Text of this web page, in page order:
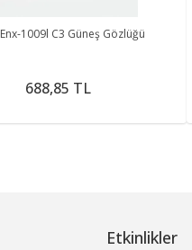
Enx-1009l C3 Güneş Gözlüğü
688,85 TL
Etkinlikler